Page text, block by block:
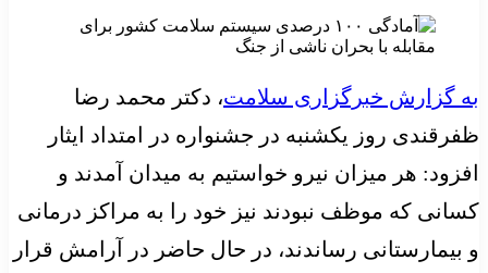
به گزارش خبرگزاری سلامت، دکتر محمد رضا
ظفرقندی روز یکشنبه در جشنواره در امتداد ایثار
افزود: هر میزان نیرو خواستیم به میدان آمدند و
کسانی که موظف نبودند نیز خود را به مراکز درمانی
و بیمارستانی رساندند، در حال حاضر در آرامش قرار